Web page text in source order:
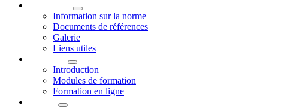
Information sur la norme
Documents de références
Galerie
Liens utiles
Introduction
Modules de formation
Formation en ligne